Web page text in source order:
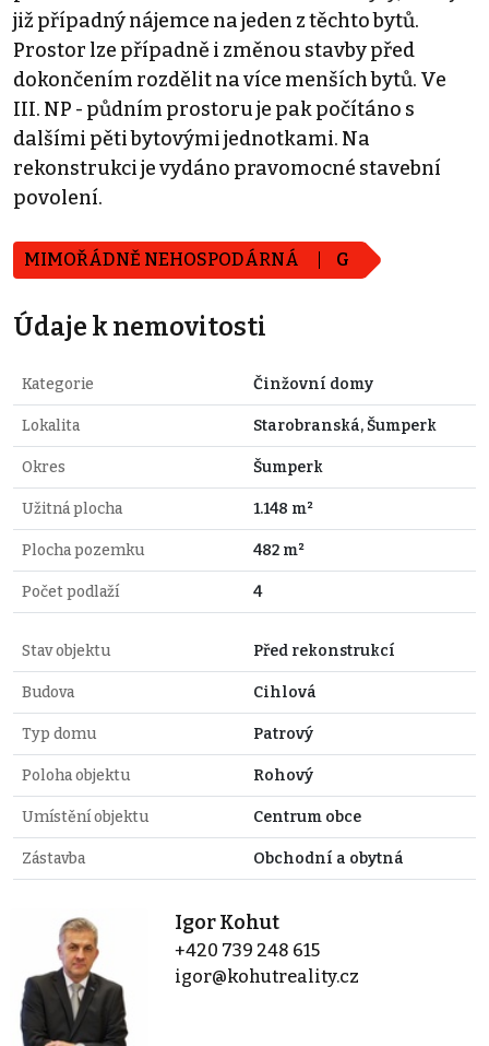
již případný nájemce na jeden z těchto bytů.
Prostor lze případně i změnou stavby před
dokončením rozdělit na více menších bytů. Ve
III. NP - půdním prostoru je pak počítáno s
dalšími pěti bytovými jednotkami. Na
rekonstrukci je vydáno pravomocné stavební
povolení.
MIMOŘÁDNĚ NEHOSPODÁRNÁ G
Údaje k nemovitosti
Kategorie Činžovní domy
Lokalita Starobranská, Šumperk
Okres Šumperk
Užitná plocha 1.148 m²
Plocha pozemku 482 m²
Počet podlaží 4
Stav objektu Před rekonstrukcí
Budova Cihlová
Typ domu Patrový
Poloha objektu Rohový
Umístění objektu Centrum obce
Zástavba Obchodní a obytná
Igor Kohut
+420 739 248 615
igor@kohutreality.cz